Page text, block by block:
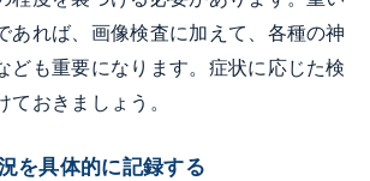
あれば、画像検査に加えて、各種の神
ども重要になります。症状に応じた検
おきましょう。
を具体的に記録する